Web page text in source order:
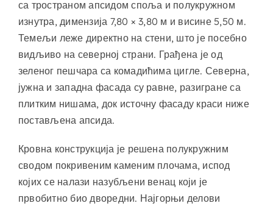
са тространом апсидом споља и полукружном
изнутра, димензија 7,80 × 3,80 м и висине 5,50 м.
Темељи леже директно на стени, што је посебно
видљиво на северној страни. Грађена је од
зеленог пешчара са комадићима цигле. Северна,
јужна и западна фасада су равне, разигране са
плитким нишама, док источну фасаду краси ниже
постављена апсида.
Кровна конструкција је решена полукружним
сводом покривеним каменим плочама, испод
којих се налази назубљени венац који је
првобитно био дворедни. Најгорњи делови